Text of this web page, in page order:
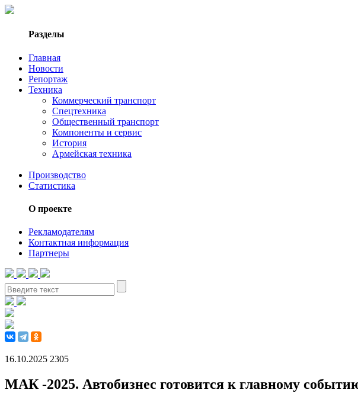
Разделы
Главная
Новости
Репортаж
Техника
Коммерческий транспорт
Спецтехника
Общественный транспорт
Компоненты и сервис
История
Армейская техника
Производство
Статистика
О проекте
Рекламодателям
Контактная информация
Партнеры
16.10.2025 2305
МАК -2025. Автобизнес готовится к главному